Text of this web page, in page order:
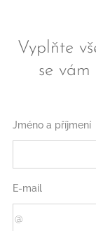
Vyplňte
se vám
Jméno a příjmení
E-mail